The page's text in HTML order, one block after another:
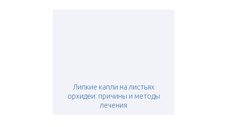
Липкие капли на листьях
орхидеи: причины и методы
лечения